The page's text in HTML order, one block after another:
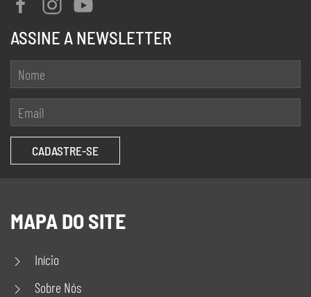
ASSINE A NEWSLETTER
MAPA DO SITE
Início
Sobre Nós